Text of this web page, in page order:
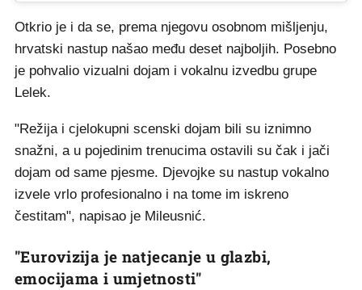
Otkrio je i da se, prema njegovu osobnom mišljenju,
hrvatski nastup našao među deset najboljih. Posebno
je pohvalio vizualni dojam i vokalnu izvedbu grupe
Lelek.
"Režija i cjelokupni scenski dojam bili su iznimno
snažni, a u pojedinim trenucima ostavili su čak i jači
dojam od same pjesme. Djevojke su nastup vokalno
izvele vrlo profesionalno i na tome im iskreno
čestitam", napisao je Mileusnić.
"Eurovizija je natjecanje u glazbi,
emocijama i umjetnosti"